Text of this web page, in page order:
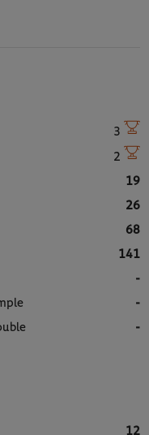
3
2
19
26
68
141
-
-
-
12